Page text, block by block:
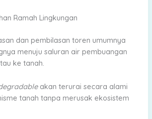
Ramah Lingkungan
dan pembilasan toren umumnya
menuju saluran air pembuangan
ke tanah.
akan terurai secara alami
tanah tanpa merusak ekosistem